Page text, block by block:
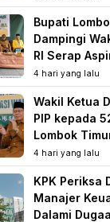
Pelayanan
Bupati
Dampingi
RI Serap
Program
4 hari yang lalu
Wakil Ketua
PIP kepada
Lombok
Tekankan
Pendidikan
Pencegahan
Anak
4 hari yang lalu
KPK Periksa
Manajer
Dalami